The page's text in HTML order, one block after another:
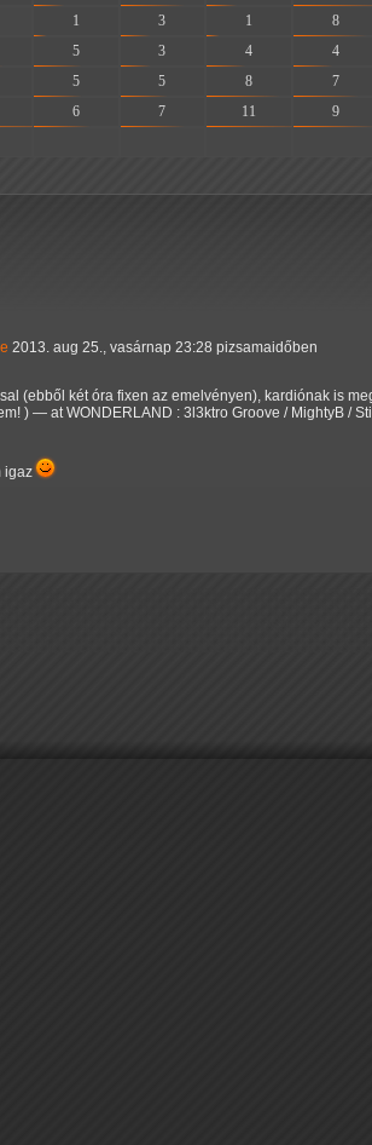
1 3 1 8
5 3 4 4
5 5 8 7
6 7 11 9
2013. aug 25., vasárnap 23:28 pizsamaidőben
(ebből két óra fixen az emelvényen), kardiónak is
) — at WONDERLAND : 3l3ktro Groove / MightyB /
igaz